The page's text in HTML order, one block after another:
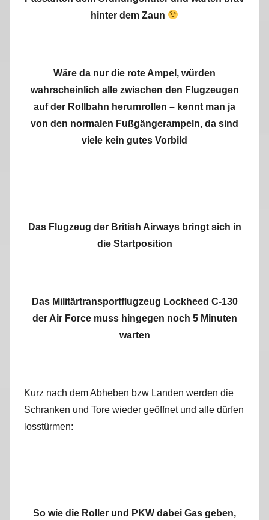
hinter dem Zaun
Wäre da nur die rote Ampel, würden
wahrscheinlich alle zwischen den Flugzeugen
auf der Rollbahn herumrollen – kennt man ja
von den normalen Fußgängerampeln, da sind
viele kein gutes Vorbild
Das Flugzeug der British Airways bringt sich in
die Startposition
Das Militärtransportflugzeug Lockheed C-130
der Air Force muss hingegen noch 5 Minuten
warten
Kurz nach dem Abheben bzw Landen werden die
Schranken und Tore wieder geöffnet und alle dürfen
losstürmen:
So wie die Roller und PKW dabei Gas geben,